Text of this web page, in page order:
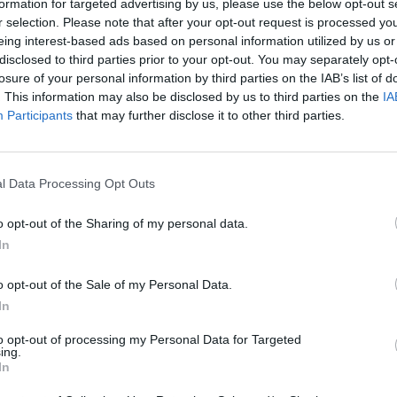
for targeted advertising by us, please use the below opt-out
selection. Please note that after your opt-out request is processed
interest-based ads based on personal information utilized by us
to third parties prior to your opt-out. You may separately
of your personal information by third parties on the IAB’s list of
This information may also be disclosed by us to third parties on the
Participants that may further disclose it to other third parties.
Data Processing Opt Outs
opt-out of the Sharing of my personal data.
opt-out of the Sale of my Personal Data.
opt-out of processing my Personal Data for Targeted
E
R R
O
P
O D E
de NY :
:
: